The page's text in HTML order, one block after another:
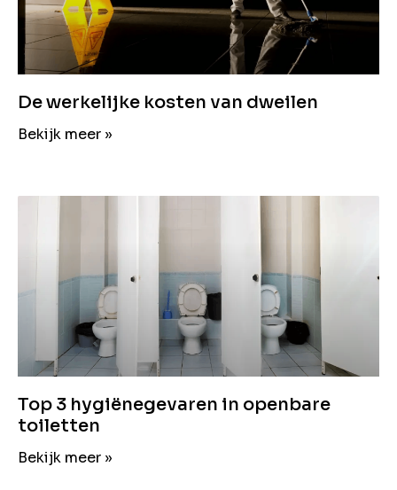
De werkelijke kosten van dweilen
Bekijk meer »
Top 3 hygiënegevaren in openbare
toiletten
Bekijk meer »